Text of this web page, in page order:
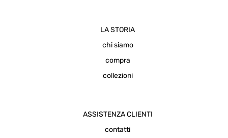
LA STORIA
chi siamo
compra
collezioni
ASSISTENZA CLIENTI
contatti